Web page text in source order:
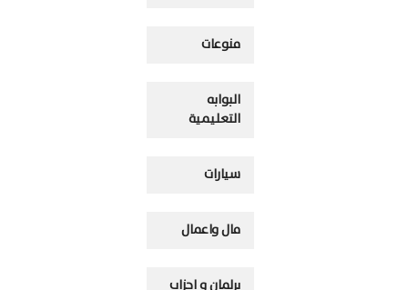
منوعات
البوابه
التعليمية
سيارات
مال واعمال
برلمان و احزاب